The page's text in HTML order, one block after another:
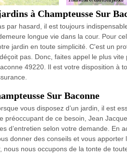
à Champteusse Sur
par hasard, il est toujours
longue vie dans la cour. Pour
jardin en toute simplicité. C'est un
pas. Donc, faites appel le plus
49220. Il est votre disposition à
Sur Baconne
vous disposez d’un jardin, il est
préoccupant de ce besoin, Jean
d’entretien selon votre demande. En
donner des conseils et vous
nous nous occupons de la tonte de